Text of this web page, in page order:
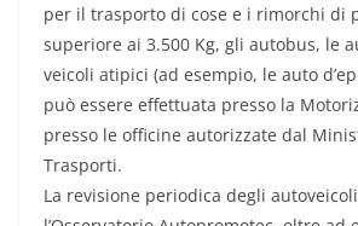
per il trasporto di cose e i rimorchi di
superiore ai 3.500 Kg, gli autobus, le
veicoli atipici (ad esempio, le auto
può essere effettuata presso la
presso le officine autorizzate dal
Trasporti.
La revisione periodica degli